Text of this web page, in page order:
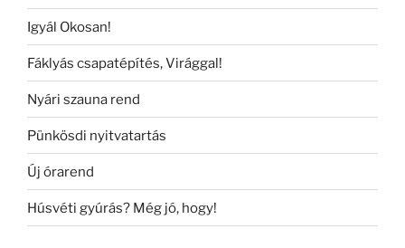
Igyál Okosan!
Fáklyás csapatépítés, Virággal!
Nyári szauna rend
Pünkösdi nyitvatartás
Új órarend
Húsvéti gyúrás? Még jó, hogy!